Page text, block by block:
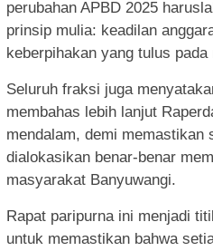
perubahan APBD 2025
prinsip mulia: keadilan
keberpihakan yang tulus
Seluruh fraksi juga
membahas lebih lanjut
mendalam, demi memastikan
dialokasikan benar-benar
masyarakat Banyuwangi.
Rapat paripurna ini menjadi
untuk memastikan bahwa